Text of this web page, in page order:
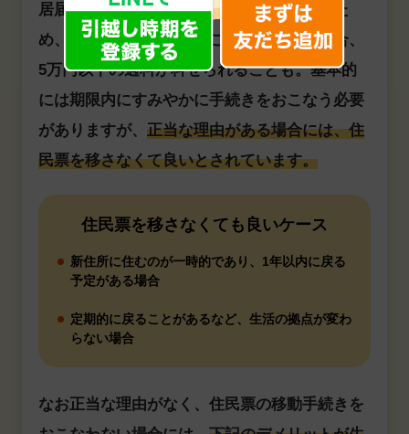
居届の提出）は法律で義務付けられているた
め、期限内に手続きをおこなわなかった場合、
5万円以下の過料が科せられることも。基本的
には期限内にすみやかに手続きをおこなう必要
がありますが、 正当な理由がある場合には、住
民票を移さなくて良いとされています。
住民票を移さなくても良いケース
新住所に住むのが一時的であり、1年以内に戻る
予定がある場合
定期的に戻ることがあるなど、生活の拠点が変わ
らない場合
なお正当な理由がなく、住民票の移動手続きを